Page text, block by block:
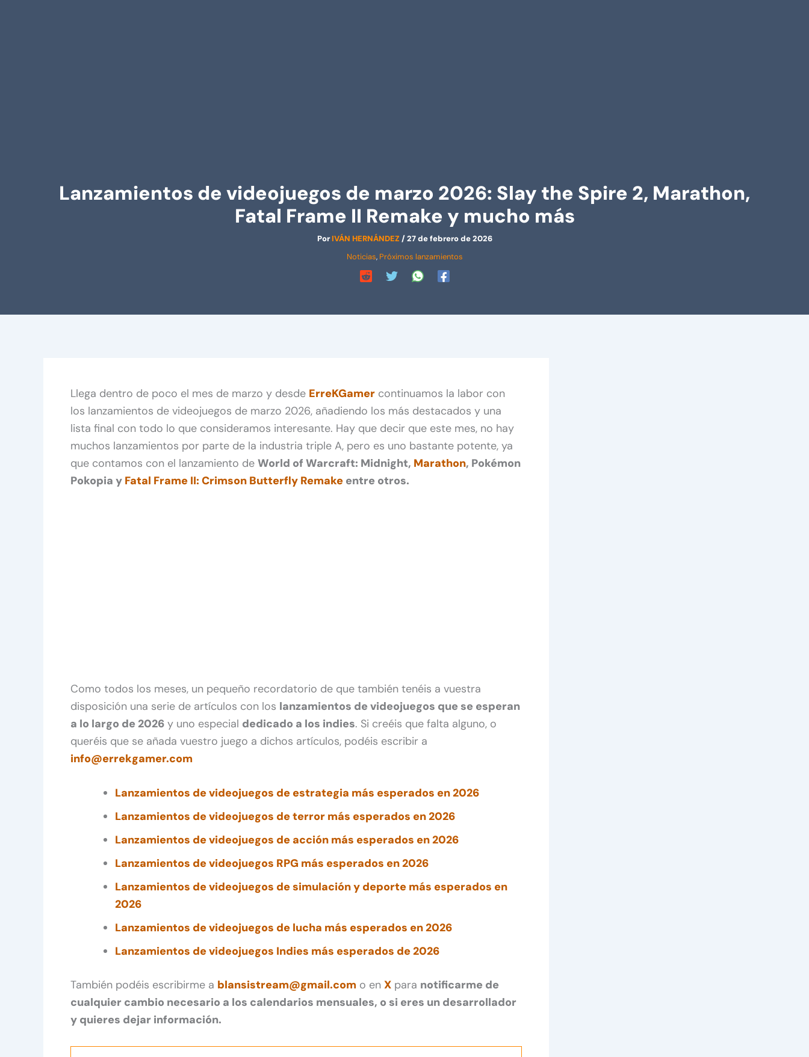
Lanzamientos de videojuegos de marzo 2026: Slay the Spire 2, Marathon,
Fatal Frame II Remake y mucho más
PorIVÁN HERNÁNDEZ /27 de febrero de 2026
Noticias, Próximos lanzamientos
Llega dentro de poco el mes de marzo y desde ErreKGamer continuamos la labor con
los lanzamientos de videojuegos de marzo 2026, añadiendo los más destacados y una
lista final con todo lo que consideramos interesante. Hay que decir que este mes, no hay
muchos lanzamientos por parte de la industria triple A, pero es uno bastante potente, ya
que contamos con el lanzamiento de World of Warcraft: Midnight, Marathon, Pokémon
Pokopia y Fatal Frame II: Crimson Butterfly Remake entre otros.
Como todos los meses, un pequeño recordatorio de que también tenéis a vuestra
disposición una serie de artículos con los lanzamientos de videojuegos que se esperan
a lo largo de 2026 y uno especial dedicado a los indies. Si creéis que falta alguno, o
queréis que se añada vuestro juego a dichos artículos, podéis escribir a
info@errekgamer.com
Lanzamientos de videojuegos de estrategia más esperados en 2026
Lanzamientos de videojuegos de terror más esperados en 2026
Lanzamientos de videojuegos de acción más esperados en 2026
Lanzamientos de videojuegos RPG más esperados en 2026
Lanzamientos de videojuegos de simulación y deporte más esperados en
2026
Lanzamientos de videojuegos de lucha más esperados en 2026
Lanzamientos de videojuegos Indies más esperados de 2026
También podéis escribirme a blansistream@gmail.com o en X para notificarme de
cualquier cambio necesario a los calendarios mensuales, o si eres un desarrollador
y quieres dejar información.